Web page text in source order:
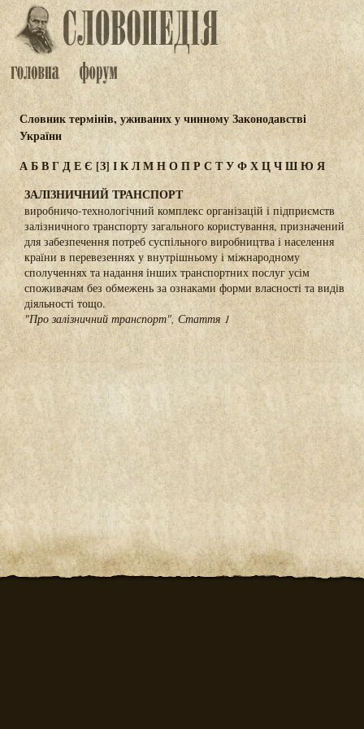
Словник термінів, уживаних у чинному Законодавстві
України
АБВГДЕЄ [З] ІКЛМНОПР С ТУФХЦЧШЮЯ
ЗАЛІЗНИЧНИЙ ТРАНСПОРТ
виробничо-технологічний комплекс організацій і підприємств
залізничного транспорту загального користування, призначений
для забезпечення потреб суспільного виробництва і населення
країни в перевезеннях у внутрішньому і міжнародному
сполученнях та надання інших транспортних послуг усім
споживачам без обмежень за ознаками форми власності та видів
діяльності тощо.
"Про залізничний транспорт", Стаття 1